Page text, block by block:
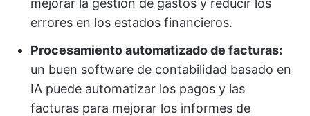
mejorar la gestión de gastos y reducir los
errores en los estados financieros.
Procesamiento automatizado de facturas:
un buen software de contabilidad basado en
IA puede automatizar los pagos y las
facturas para mejorar los informes de